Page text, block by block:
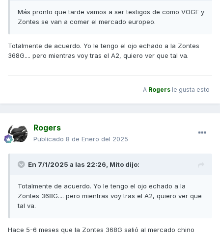
Más pronto que tarde vamos a ser testigos de como VOGE y
Zontes se van a comer el mercado europeo.
Totalmente de acuerdo. Yo le tengo el ojo echado a la Zontes
368G.... pero mientras voy tras el A2, quiero ver que tal va.
A Rogers le gusta esto
Rogers
Publicado 8 de Enero del 2025
En 7/1/2025 a las 22:26, Mito dijo:
Totalmente de acuerdo. Yo le tengo el ojo echado a la
Zontes 368G.... pero mientras voy tras el A2, quiero ver que
tal va.
Hace 5-6 meses que la Zontes 368G salió al mercado chino